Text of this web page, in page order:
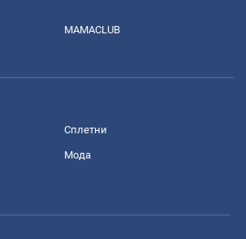
MAMACLUB
Сплетни
Мода